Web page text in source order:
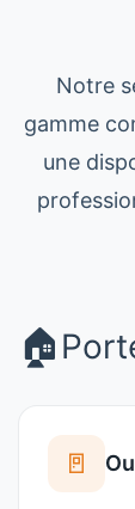
Notre
gamme
une
🏠
🚪